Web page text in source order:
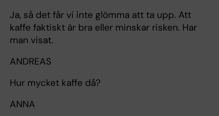
Ja, så det får vi inte glömma att ta upp. Att
kaffe faktiskt är bra eller minskar risken. Har
man visat.
ANDREAS
Hur mycket kaffe då?
ANNA